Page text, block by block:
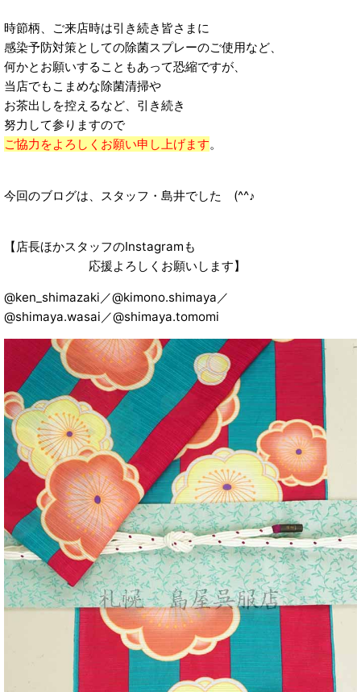
時節柄、ご来店時は引き続き皆さまに
感染予防対策としての除菌スプレーのご使用など、
何かとお願いすることもあって恐縮ですが、
当店でもこまめな除菌清掃や
お茶出しを控えるなど、引き続き
努力して参りますので
ご協力をよろしくお願い申し上げます。
今回のブログは、スタッフ・島井でした (^^♪
【店長ほかスタッフのInstagramも
応援よろしくお願いします】
@ken_shimazaki／@kimono.shimaya／
@shimaya.wasai／@shimaya.tomomi